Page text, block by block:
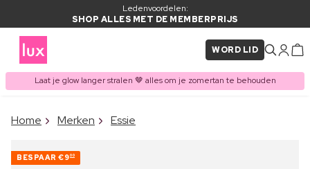
Ledenvoordelen:
SHOP ALLES MET DE MEMBERPRIJS
WORD LID
Laat je glow langer stralen 🤎 alles om je zomertan te behouden
ITEM TOEGEVOEGD AAN
Home Merken Essie
BESPAAR €900